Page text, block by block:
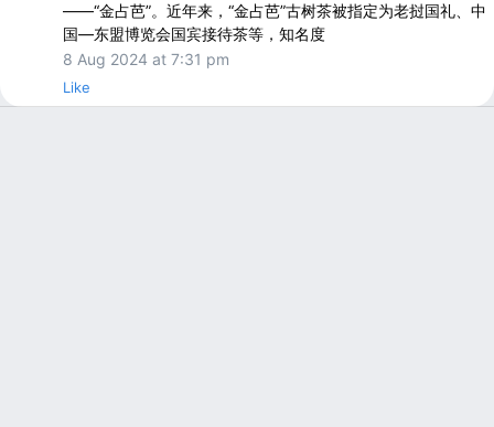
——“金占芭”。近年来，“金占芭”古树茶被指定为老挝国礼、中
国—东盟博览会国宾接待茶等，知名度
8 Aug 2024 at 7:31 pm
Like